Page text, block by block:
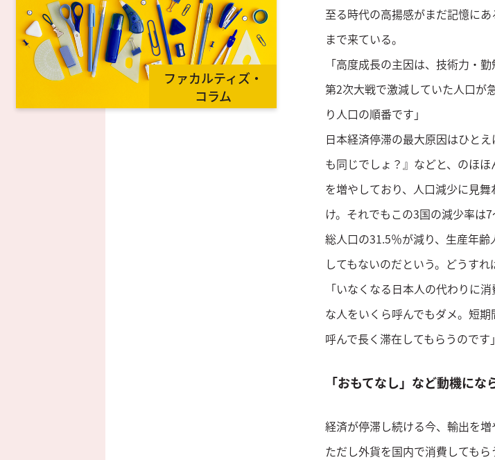
至る時代の高揚感がまだ記憶に
まで来ている。
「高度成長の主因は、技術力・
第2次大戦で激減していた人口が
り人口の順番です」
日本経済停滞の最大原因はひと
も同じでしょ？』などと、のほ
を増やしており、人口減少に見
け。それでもこの3国の減少率は
総人口の31.5％が減り、生産年
してもないのだという。どうすれ
「いなくなる日本人の代わりに
な人をいくら呼んでもダメ。短
呼んで長く滞在してもらうのです
「おもてなし」など動機にな
経済が停滞し続ける今、輸出を
ただし外貨を国内で消費しても
ファカルティズ・
コラム